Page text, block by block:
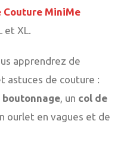
Couture MiniMe
et XL.
apprendrez de
astuces de couture :
, un col de
ourlet en vagues et de